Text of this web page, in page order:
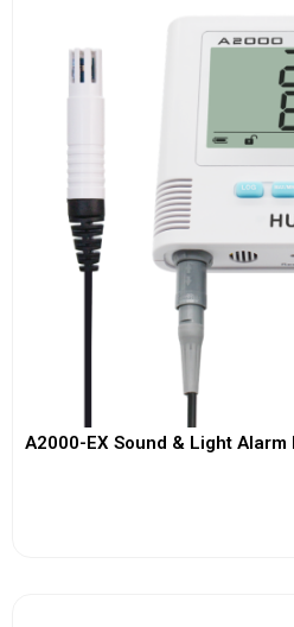
A2000-EX Sound & Light